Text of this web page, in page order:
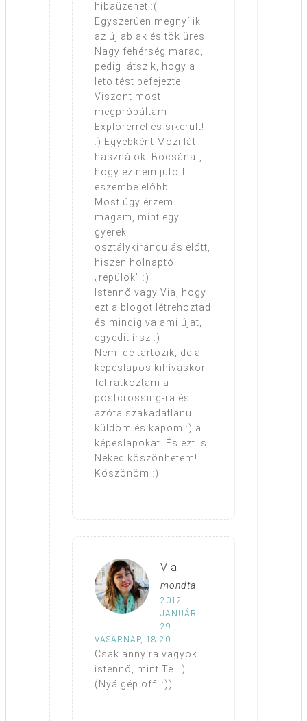
hibaüzenet :(
Egyszerűen megnyílik
az új ablak és tök üres.
Nagy fehérség marad,
pedig látszik, hogy a
letöltést befejezte.
Viszont most
megpróbáltam
Explorerrel és sikerült!
:) Egyébként Mozillát
használok. Bocsánat,
hogy ez nem jutott
eszembe előbb…
Most úgy érzem
magam, mint egy
gyerek
osztálykirándulás előtt,
hiszen holnaptól
„repülök” :)
Istennő vagy Via, hogy
ezt a blogot létrehoztad
és mindig valami újat,
egyedit írsz :)
Nem ide tartozik, de a
képeslapos kihíváskor
feliratkoztam a
postcrossing-ra és
azóta szakadatlanul
küldöm és kapom :) a
képeslapokat. És ezt is
Neked köszönhetem!
Köszönöm :)
Via
mondta
2012.
JANUÁR
29.,
VASÁRNAP, 18:20
Csak annyira vagyok
istennő, mint Te. :)
(Nyálgép off. :))